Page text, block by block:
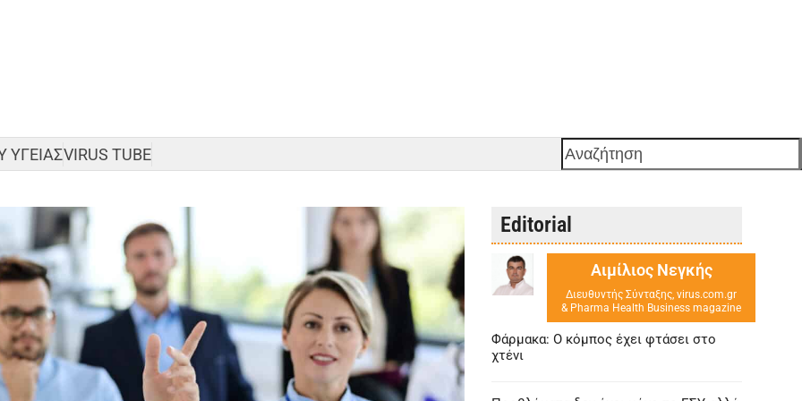
ΥΓΕΙΑΣVIRUS TUBE Αναζήτηση
Editorial
Αιμίλιος Νεγκής
Διευθυντής Σύνταξης, virus.com.gr
& Pharma Health Business magazine
Φάρμακα: Ο κόμπος έχει φτάσει στο
χτένι